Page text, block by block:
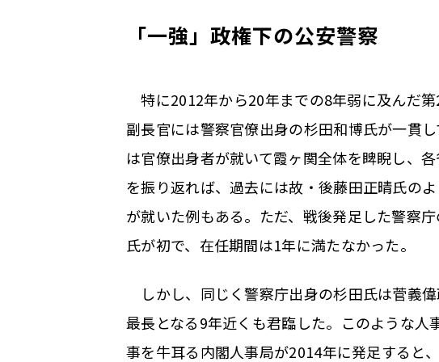
「一強」政権下の公安警察
特に2012年から20年までの8年弱に及んだ
副長官には警察官僚出身の杉田和博氏が一貫
は官僚出身者が就いて霞ヶ関全体を睥睨し、
を振り返れば、過去には故・後藤田正晴氏の
が就いた例もある。ただ、戦後発足した警察
氏が初で、在任期間は1年に満たなかった。
しかし、同じく警察庁出身の杉田氏は菅義
最長となる9年近くも君臨した。このような
事を牛耳る内閣人事局が2014年に発足すると